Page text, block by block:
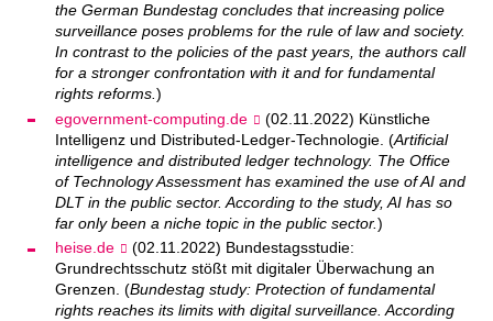
the German Bundestag concludes that increasing police
surveillance poses problems for the rule of law and society.
In contrast to the policies of the past years, the authors call
for a stronger confrontation with it and for fundamental
rights reforms.)
egovernment-computing.de
(02.11.2022) Künstliche
Intelligenz und Distributed-Ledger-Technologie. (Artificial
intelligence and distributed ledger technology. The Office
of Technology Assessment has examined the use of AI and
DLT in the public sector. According to the study, AI has so
far only been a niche topic in the public sector.)
heise.de
(02.11.2022) Bundestagsstudie:
Grundrechtsschutz stößt mit digitaler Überwachung an
Grenzen. (Bundestag study: Protection of fundamental
rights reaches its limits with digital surveillance. According